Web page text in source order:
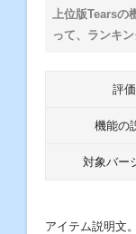
上位版Tears
って、ランキン
評価
機能の
対象バー
アイテム説明文